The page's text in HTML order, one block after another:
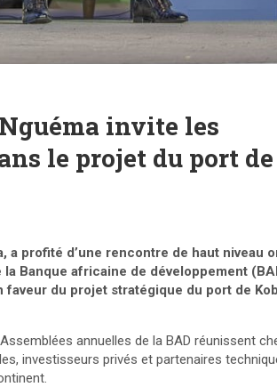
invite les
le projet du port
profité d’une rencontre de haut niveau
Banque africaine de développement
du projet stratégique du port de
annuelles de la BAD réunissent
investisseurs privés et partenaires